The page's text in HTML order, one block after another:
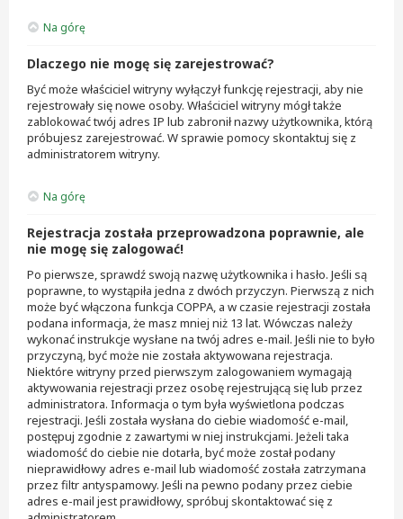
Na górę
Dlaczego nie mogę się zarejestrować?
Być może właściciel witryny wyłączył funkcję rejestracji, aby nie
rejestrowały się nowe osoby. Właściciel witryny mógł także
zablokować twój adres IP lub zabronił nazwy użytkownika, którą
próbujesz zarejestrować. W sprawie pomocy skontaktuj się z
administratorem witryny.
Na górę
Rejestracja została przeprowadzona poprawnie, ale
nie mogę się zalogować!
Po pierwsze, sprawdź swoją nazwę użytkownika i hasło. Jeśli są
poprawne, to wystąpiła jedna z dwóch przyczyn. Pierwszą z nich
może być włączona funkcja COPPA, a w czasie rejestracji została
podana informacja, że masz mniej niż 13 lat. Wówczas należy
wykonać instrukcje wysłane na twój adres e-mail. Jeśli nie to było
przyczyną, być może nie została aktywowana rejestracja.
Niektóre witryny przed pierwszym zalogowaniem wymagają
aktywowania rejestracji przez osobę rejestrującą się lub przez
administratora. Informacja o tym była wyświetlona podczas
rejestracji. Jeśli została wysłana do ciebie wiadomość e-mail,
postępuj zgodnie z zawartymi w niej instrukcjami. Jeżeli taka
wiadomość do ciebie nie dotarła, być może został podany
nieprawidłowy adres e-mail lub wiadomość została zatrzymana
przez filtr antyspamowy. Jeśli na pewno podany przez ciebie
adres e-mail jest prawidłowy, spróbuj skontaktować się z